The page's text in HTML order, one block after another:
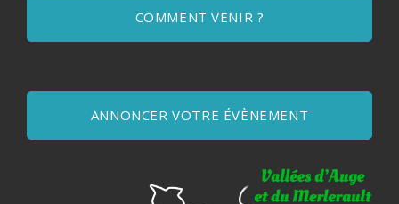
COMMENT VENIR ?
ANNONCER VOTRE ÉVÈNEMENT